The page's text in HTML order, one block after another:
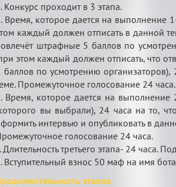
Конкурс проходит в 3 этапа.
Время, которое дается на выполнение
каждый должен отписать в данной
штрафные 5 баллов по
этом каждый должен отписать, что
баллов по усмотрению
Промежуточное голосование 24 часа.
Время, которое дается на
вы выбрали), 24 часа на то,
интервью и опубликовать в
голосование 24 часа.
Длительность третьего этапа- 24 часа.
Вступительный взнос 50 маф на имя
этапов.